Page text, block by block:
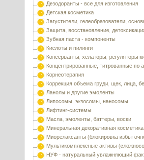
Дезодоранты - все для изготовления
Детская косметика
Загустители, гелеобразователи,
Защита, восстановление,
Зубная паста - компоненты
Кислоты и пилинги
Консерванты, хелаторы, регуляторы
Концентрированные, титрованные по
Корнеотерапия
Коррекция объема груди, щек, лица,
Ланолы и другие эмоленты
Липосомы, экзосомы, наносомы
Лифтинг-системы
Масла, эмоленты, баттеры, воски
Минеральная декоративная косметика
Миорелаксанты (блокировка
Мультикомплексные активы
НУФ - натуральный увлажняющий